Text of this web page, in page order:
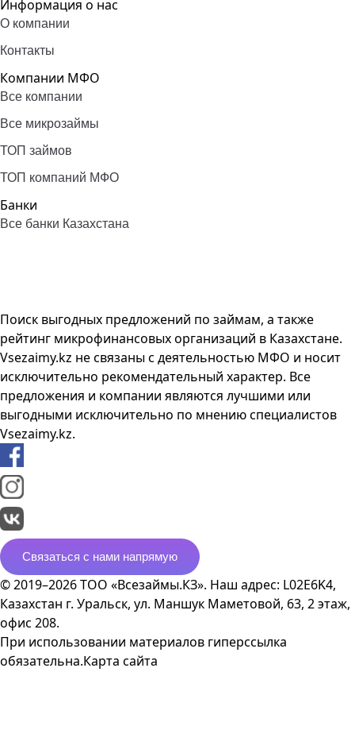
Информация о нас
О компании
Контакты
Компании МФО
Все компании
Все микрозаймы
ТОП займов
ТОП компаний МФО
Банки
Все банки Казахстана
Поиск выгодных предложений по займам, а также
рейтинг микрофинансовых организаций в Казахстане.
Vsezaimy.kz не связаны с деятельностью МФО и носит
исключительно рекомендательный характер. Все
предложения и компании являются лучшими или
выгодными исключительно по мнению специалистов
Vsezaimy.kz.
Связаться с нами напрямую
© 2019–2026 ТОО «Всезаймы.КЗ». Наш адрес: L02E6K4,
Казахстан г. Уральск, ул. Маншук Маметовой, 63, 2 этаж,
офис 208.
При использовании материалов гиперссылка
обязательна.Карта сайта